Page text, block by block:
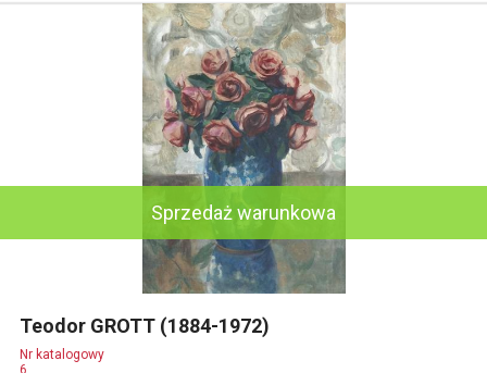
Sprzedaż warunkowa
Teodor GROTT (1884-1972)
Nr katalogowy
6